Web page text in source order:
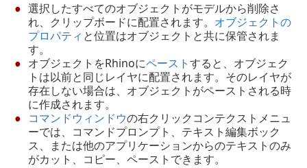
選択したすべてのオブジェクトがモデルから削除さ
れ、クリップボードに配置されます。 オブジェクトの
プロパティ と位置はオブジェクトと共に保管されま
す。
オブジェクトをRhinoにペーストすると、オブジェク
トは以前と同じレイヤに配置されます。そのレイヤが
存在しない場合は、オブジェクトがペーストされる時
に作成されます。
コマンドウィンドウの右クリックコンテクストメニュ
ーでは、コマンドプロンプト、テキスト編集ボック
ス、または他のアプリケーションからのテキストのみ
がカット、コピー、ペーストできます。